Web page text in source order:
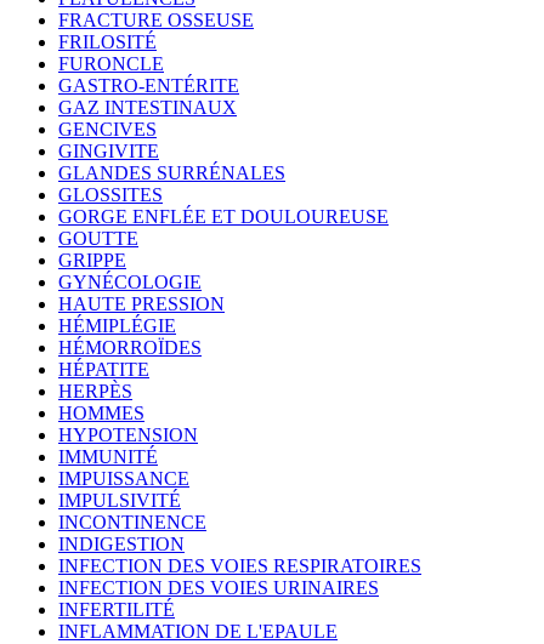
FRACTURE OSSEUSE
FRILOSITÉ
FURONCLE
GASTRO-ENTÉRITE
GAZ INTESTINAUX
GENCIVES
GINGIVITE
GLANDES SURRÉNALES
GLOSSITES
GORGE ENFLÉE ET DOULOUREUSE
GOUTTE
GRIPPE
GYNÉCOLOGIE
HAUTE PRESSION
HÉMIPLÉGIE
HÉMORROÏDES
HÉPATITE
HERPÈS
HOMMES
HYPOTENSION
IMMUNITÉ
IMPUISSANCE
IMPULSIVITÉ
INCONTINENCE
INDIGESTION
INFECTION DES VOIES RESPIRATOIRES
INFECTION DES VOIES URINAIRES
INFERTILITÉ
INFLAMMATION DE L'EPAULE